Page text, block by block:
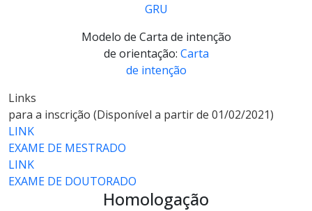
GRU
Modelo de Carta de intenção
de orientação: Carta
de intenção
Links
para a inscrição (Disponível a partir de 01/02/2021)
LINK
EXAME DE MESTRADO
LINK
EXAME DE DOUTORADO
Homologação